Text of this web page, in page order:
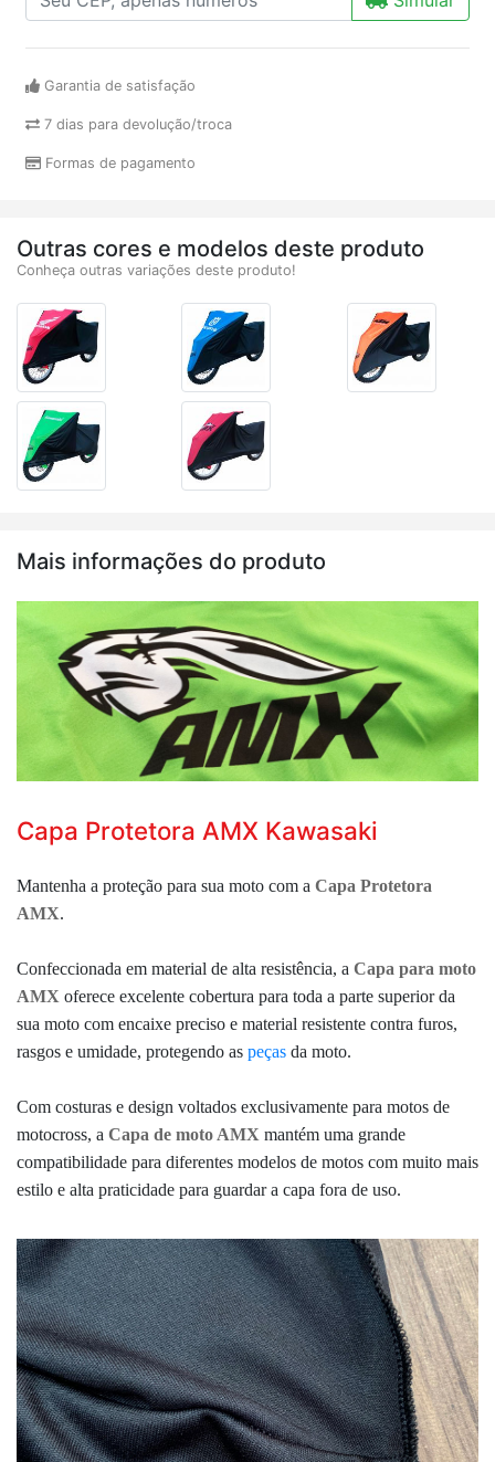
Garantia de satisfação
7 dias para devolução/troca
Formas de pagamento
Outras cores e modelos deste produto
Conheça outras variações deste produto!
Mais informações do produto
Capa Protetora AMX Kawasaki
Mantenha a proteção para sua moto com a Capa Protetora
AMX.
Confeccionada em material de alta resistência, a Capa para moto
AMX oferece excelente cobertura para toda a parte superior da
sua moto com encaixe preciso e material resistente contra furos,
rasgos e umidade, protegendo as peças da moto.
Com costuras e design voltados exclusivamente para motos de
motocross, a Capa de moto AMX mantém uma grande
compatibilidade para diferentes modelos de motos com muito mais
estilo e alta praticidade para guardar a capa fora de uso.